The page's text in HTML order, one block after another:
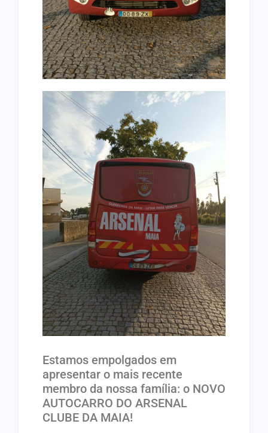
Estamos empolgados em
apresentar o mais recente
membro da nossa família: o NOVO
AUTOCARRO DO ARSENAL
CLUBE DA MAIA!